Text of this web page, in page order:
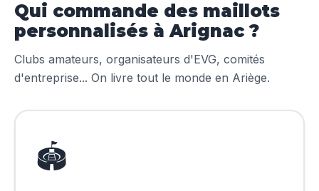
Qui commande des maillots
personnalisés à Arignac ?
Clubs amateurs, organisateurs d'EVG, comités
d'entreprise... On livre tout le monde en Ariège.
🏟️